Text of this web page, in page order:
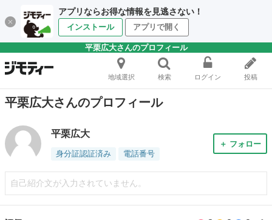
アプリならお得な情報を見逃さない！
インストール アプリで開く
平栗広大さんのプロフィール
地域選択 検索 ログイン 投稿
平栗広大さんのプロフィール
平栗広大
身分証認証済み 電話番号
＋ フォロー
自己紹介文が入力されていません。